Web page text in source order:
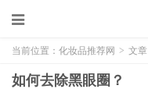
当前位置： 化妆品推荐网 > 文章
如何去除黑眼圈？